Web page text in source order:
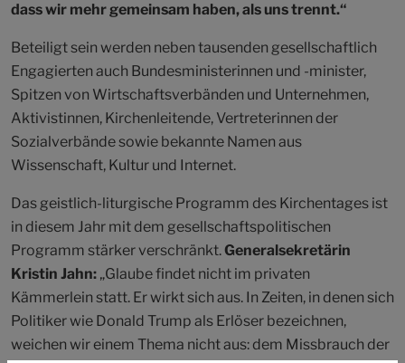
dass wir mehr gemeinsam haben, als uns trennt.“
Beteiligt sein werden neben tausenden gesellschaftlich
Engagierten auch Bundesministerinnen und -minister,
Spitzen von Wirtschaftsverbänden und Unternehmen,
Aktivistinnen, Kirchenleitende, Vertreterinnen der
Sozialverbände sowie bekannte Namen aus
Wissenschaft, Kultur und Internet.
Das geistlich-liturgische Programm des Kirchentages ist
in diesem Jahr mit dem gesellschaftspolitischen
Programm stärker verschränkt.Generalsekretärin
Kristin Jahn: „Glaube findet nicht im privaten
Kämmerlein statt. Er wirkt sich aus. In Zeiten, in denen sich
Politiker wie Donald Trump als Erlöser bezeichnen,
weichen wir einem Thema nicht aus: dem Missbrauch der